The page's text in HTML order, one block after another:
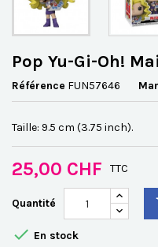
Pop Yu-Gi-Oh!
Référence FUN57646
Taille: 9.5 cm (3.75 inch).
25,00 CHF TTC
Quantité
 En stock